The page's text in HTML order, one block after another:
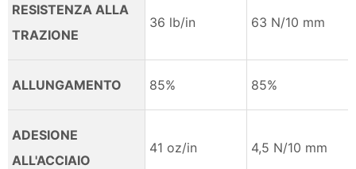
RESISTENZA ALLA
TRAZIONE
36 lb/in 63 N/10 mm
ALLUNGAMENTO 85% 85%
ADESIONE
ALL'ACCIAIO
41 oz/in 4,5 N/10 mm